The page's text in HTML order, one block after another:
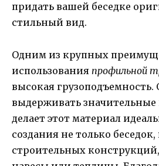
придать вашей беседке
стильный вид.
Одним из крупных
использования профильной
высокая грузоподъемность.
выдерживать значительные
делает этот материал
создания не только
строительных